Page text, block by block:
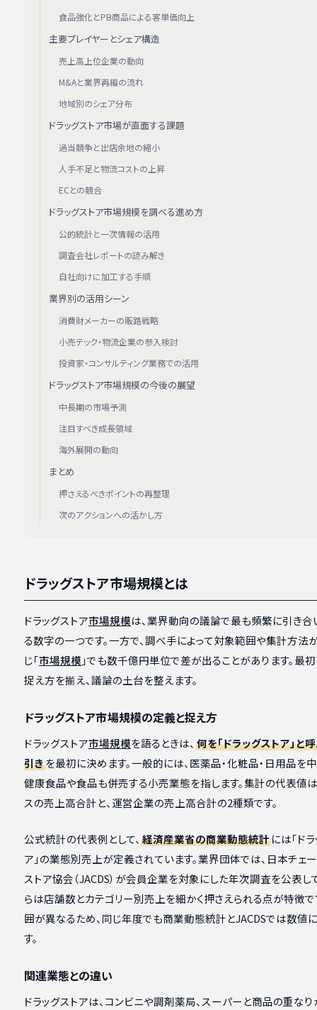
ドラッグストア市場規模とは
ドラッグストア市場規模は、業界動向の議論で最も頻繁に引き合
る数字の一つです。一方で、調べ手によって対象範囲や集計方法
じ「市場規模 」でも数千億円単位で差が出ることがあります。最
捉え方を揃え、議論の土台を整えます。
ドラッグストア市場規模の定義と捉え方
ドラッグストア市場規模を語るときは、 何を「ドラッグストア」と
引きを最初に決めます。一般的には、医薬品・化粧品・日用品を
健康食品や食品も併売する小売業態を指します。集計の代表値
スの売上高合計と、運営企業の売上高合計の2種類です。
公式統計の代表例として、 経済産業省の商業動態統計には「ド
ア」の業態別売上が定義されています。業界団体では、日本チェー
ストア協会（JACDS）が会員企業を対象にした年次調査を公表し
らは店舗数とカテゴリー別売上を細かく押さえられる点が特徴で
囲が異なるため、同じ年度でも商業動態統計とJACDSでは数値
す。
関連業態との違い
ドラッグストアは、コンビニや調剤薬局、スーパーと商品の重なり
食品強化とPB商品による客単価向上
主要プレイヤーとシェア構造
売上高上位企業の動向
M&Aと業界再編の流れ
地域別のシェア分布
ドラッグストア市場が直面する課題
過当競争と出店余地の縮小
人手不足と物流コストの上昇
ECとの競合
ドラッグストア市場規模を調べる進め方
公的統計と一次情報の活用
調査会社レポートの読み解き
自社向けに加工する手順
業界別の活用シーン
消費財メーカーの販路戦略
小売テック・物流企業の参入検討
投資家・コンサルティング業務での活用
ドラッグストア市場規模の今後の展望
中長期の市場予測
注目すべき成長領域
海外展開の動向
まとめ
押さえるべきポイントの再整理
次のアクションへの活かし方